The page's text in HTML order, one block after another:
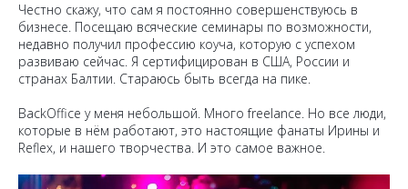
Честно скажу, что сам я постоянно совершенствуюсь в
бизнесе. Посещаю всяческие семинары по возможности,
недавно получил профессию коуча, которую с успехом
развиваю сейчас. Я сертифицирован в США, России и
странах Балтии. Стараюсь быть всегда на пике.
BackOffice у меня небольшой. Много freelance. Но все люди,
которые в нём работают, это настоящие фанаты Ирины и
Reflex, и нашего творчества. И это самое важное.